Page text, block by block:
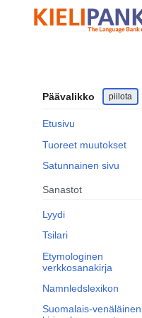
sisältöön
Päävalikko piilota
Etusivu
Tuoreet muutokset
Satunnainen sivu
Sanastot
Lyydi
Tsilari
Etymologinen
verkkosanakirja
Namnledslexikon
Suomalais-venäläinen